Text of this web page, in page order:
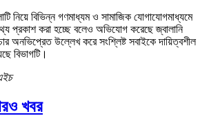
নিয়ে বিভিন্ন গণমাধ্যম ও সামাজিক যোগাযোগমাধ্যমে
প্রকাশ করা হচ্ছে বলেও অভিযোগ করেছে জ্বালানি
অনভিপ্রেত উল্লেখ করে সংশ্লিষ্ট সবাইকে দায়িত্বশীল
বিভাগটি।
খবর